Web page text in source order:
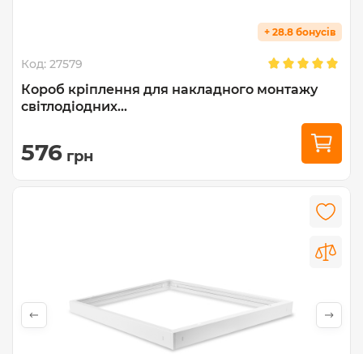
+ 28.8 бонусів
Код: 27579
Короб кріплення для накладного монтажу
світлодіодних...
576 грн